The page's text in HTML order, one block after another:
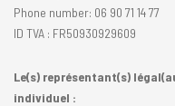
Phone number: 06 90 71 14 77
ID TVA : FR50930929609
Le(s) représentant(s)
individuel :